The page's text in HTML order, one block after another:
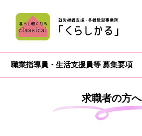
職業指導員・生活支援員等 募集要項
求職者の方へ